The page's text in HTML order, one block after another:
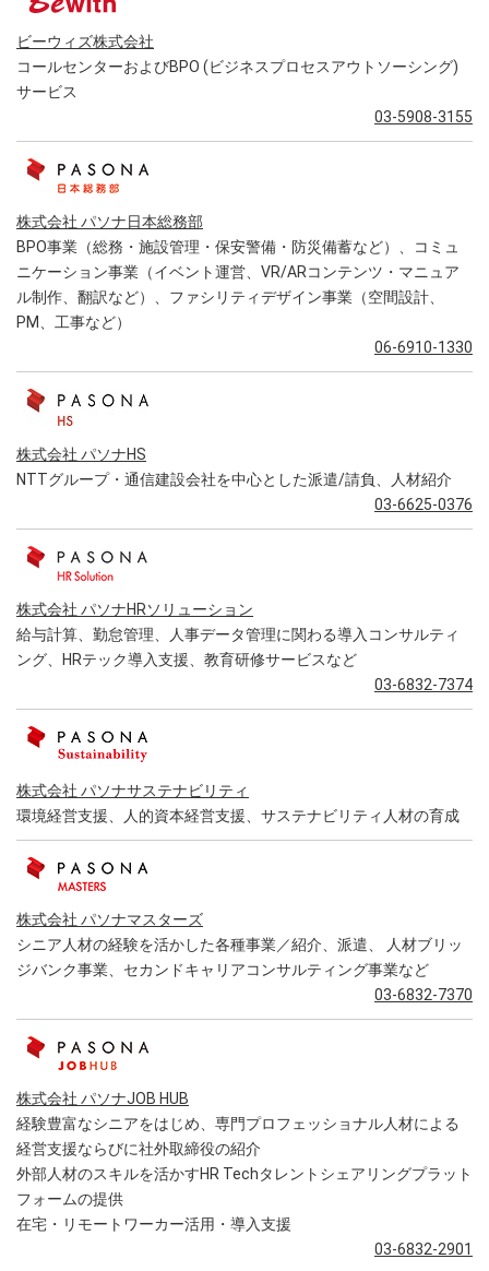
ビーウィズ株式会社
コールセンターおよびBPO (ビジネスプロセスアウトソーシング)
サービス
03-5908-3155
株式会社 パソナ日本総務部
BPO事業（総務・施設管理・保安警備・防災備蓄など）、コミュ
ニケーション事業（イベント運営、VR/ARコンテンツ・マニュア
ル制作、翻訳など）、ファシリティデザイン事業（空間設計、
PM、工事など）
06-6910-1330
株式会社 パソナHS
NTTグループ・通信建設会社を中心とした派遣/請負、人材紹介
03-6625-0376
株式会社 パソナHRソリューション
給与計算、勤怠管理、人事データ管理に関わる導入コンサルティ
ング、HRテック導入支援、教育研修サービスなど
03-6832-7374
株式会社 パソナサステナビリティ
環境経営支援、人的資本経営支援、サステナビリティ人材の育成
株式会社 パソナマスターズ
シニア人材の経験を活かした各種事業／紹介、派遣、 人材ブリッ
ジバンク事業、セカンドキャリアコンサルティング事業など
03-6832-7370
株式会社 パソナJOB HUB
経験豊富なシニアをはじめ、専門プロフェッショナル人材による
経営支援ならびに社外取締役の紹介
外部人材のスキルを活かすHR Techタレントシェアリングプラット
フォームの提供
在宅・リモートワーカー活用・導入支援
03-6832-2901